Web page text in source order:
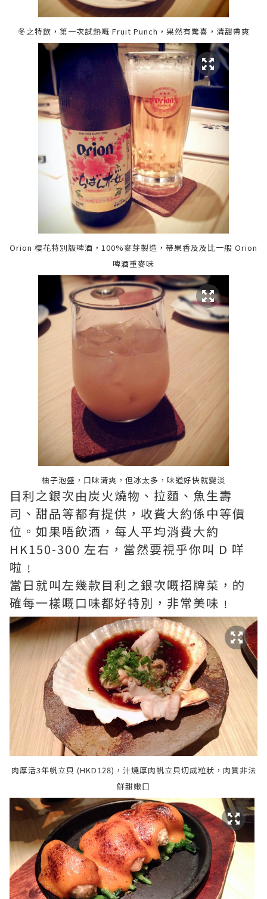
冬之特飲，第一次試熱嘅 Fruit Punch，果然有驚喜，清甜帶爽
Orion 櫻花特別版啤酒， 100%麥芽製造， 帶果香及及比一般 Orion
啤酒重麥味
柚子泡盛，口味清爽，但冰太多，味道好快就變淡
目利之銀次由炭火燒物、拉麵、魚生壽
司、甜品等都有提供，收費大約係中等價
位。如果唔飲酒，每人平均消費大約
HK150-300 左右，當然要視乎你叫 D 咩
啦﹗
當日就叫左幾款目利之銀次嘅招牌菜，的
確每一樣嘅口味都好特別，非常美味﹗
肉厚活3年帆立貝 (HKD128)，汁燒厚肉帆立貝切成粒狀，肉質非法
鮮甜嫩口